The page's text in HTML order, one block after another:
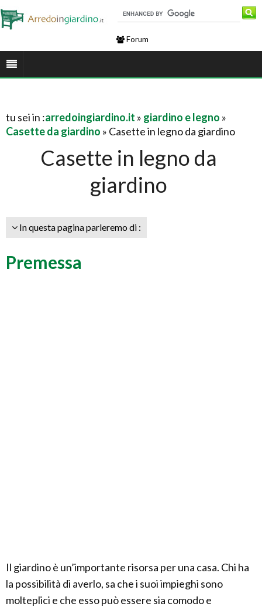
Forum
tu sei in :arredoingiardino.it » giardino e legno »
Casette da giardino » Casette in legno da giardino
Casette in legno da
giardino
In questa pagina parleremo di :
Premessa
Il giardino è un’importante risorsa per una casa. Chi ha
la possibilità di averlo, sa che i suoi impieghi sono
molteplici e che esso può essere sia comodo e